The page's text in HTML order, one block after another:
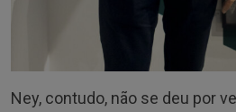
Ney, contudo, não se deu por